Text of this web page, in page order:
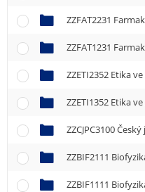
ZZFAT2231
ZZFAT1231
ZZETI2352 Etika
ZZETI1352 Etika
ZZCJPC3100
ZZBIF2111
ZZBIF1111